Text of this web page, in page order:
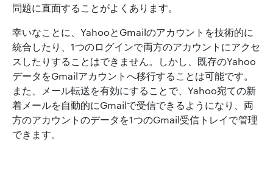
問題に直面することがよくあります。
幸いなことに、YahooとGmailのアカウントを技術的に
統合したり、1つのログインで両方のアカウントにアクセ
スしたりすることはできません。しかし、既存のYahoo
データをGmailアカウントへ移行することは可能です。
また、メール転送を有効にすることで、Yahoo宛ての新
着メールを自動的にGmailで受信できるようになり、両
方のアカウントのデータを1つのGmail受信トレイで管理
できます。